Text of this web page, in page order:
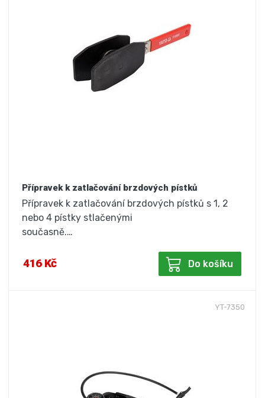
Přípravek k zatlačování brzdových pístků
Přípravek k zatlačování brzdových pístků s 1, 2
nebo 4 pístky stlačenými
současně.…
416 Kč Do košíku
YT-7350